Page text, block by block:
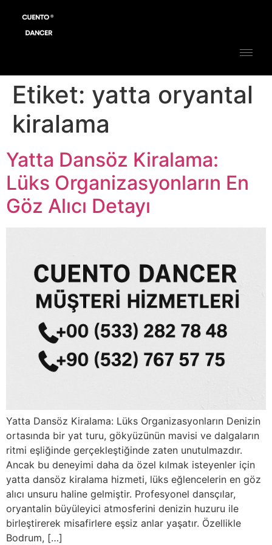
Etiket: yatta oryantal
kiralama
Yatta Dansöz Kiralama:
Lüks Organizasyonların En
Göz Alıcı Detayı
Yatta Dansöz Kiralama: Lüks Organizasyonların Denizin
ortasında bir yat turu, gökyüzünün mavisi ve dalgaların
ritmi eşliğinde gerçekleştiğinde zaten unutulmazdır.
Ancak bu deneyimi daha da özel kılmak isteyenler için
yatta dansöz kiralama hizmeti, lüks eğlencelerin en göz
alıcı unsuru haline gelmiştir. Profesyonel dansçılar,
oryantalin büyüleyici atmosferini denizin huzuru ile
birleştirerek misafirlere eşsiz anlar yaşatır. Özellikle
Bodrum, […]